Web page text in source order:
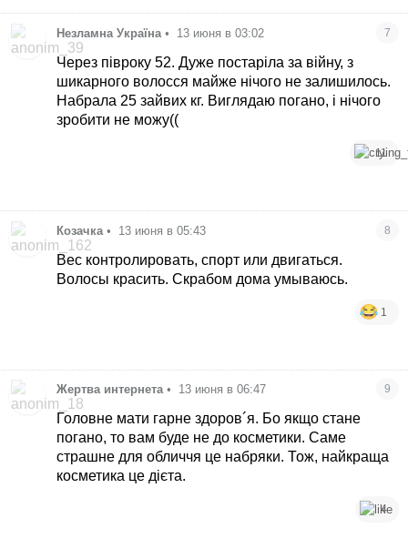
Незламна Україна • 13 июня в 03:02 7
Через півроку 52. Дуже постаріла за війну, з
шикарного волосся майже нічого не залишилось.
Набрала 25 зайвих кг. Виглядаю погано, і нічого
зробити не можу((
11
Козачка • 13 июня в 05:43 8
Вес контролировать, спорт или двигаться.
Волосы красить. Скрабом дома умываюсь.
1
Жертва интернета • 13 июня в 06:47 9
Головне мати гарне здоров´я. Бо якщо стане
погано, то вам буде не до косметики. Саме
страшне для обличчя це набряки. Тож, найкраща
косметика це дієта.
4